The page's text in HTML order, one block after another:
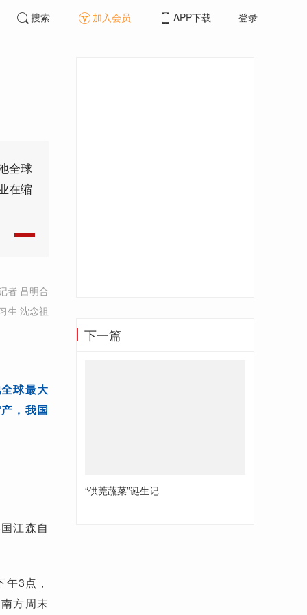
搜索 加入会员 APP下载 登录
全球
在缩
者 吕明合
生 沈念祖
球最大
，我国
江森自
3点，
方周末
下一篇
“供莞蔬菜”诞生记